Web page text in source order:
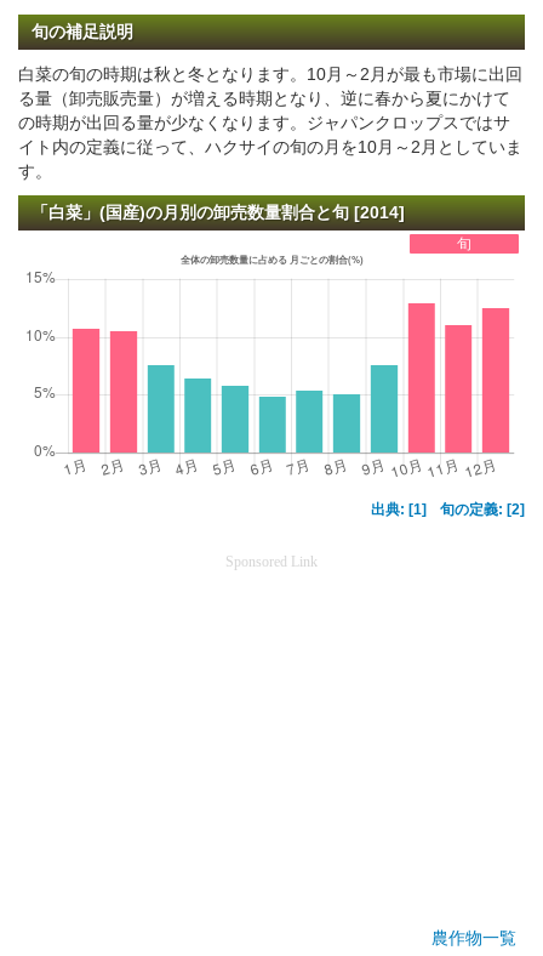
旬の補足説明
白菜の旬の時期は秋と冬となります。10月～2月が最も市場に出回
る量（卸売販売量）が増える時期となり、逆に春から夏にかけて
の時期が出回る量が少なくなります。ジャパンクロップスではサ
イト内の定義に従って、ハクサイの旬の月を10月～2月としていま
す。
「白菜」(国産)の月別の卸売数量割合と旬 [2014]
旬
出典: [1] 旬の定義: [2]
Sponsored Link
農作物一覧